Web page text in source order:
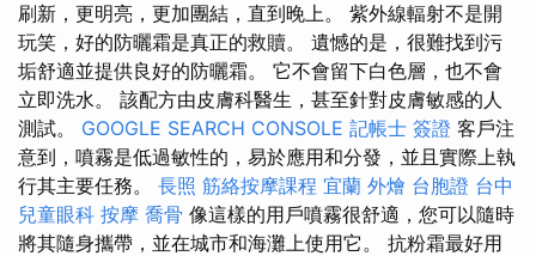
刷新，更明亮，更加團結，直到晚上。 紫外線輻射不是開
玩笑，好的防曬霜是真正的救贖。 遺憾的是，很難找到污
垢舒適並提供良好的防曬霜。 它不會留下白色層，也不會
立即洗水。 該配方由皮膚科醫生，甚至針對皮膚敏感的人
測試。 GOOGLE SEARCH CONSOLE 記帳士 簽證 客戶注
意到，噴霧是低過敏性的，易於應用和分發，並且實際上執
行其主要任務。 長照 筋絡按摩課程 宜蘭 外燴 台胞證 台中
兒童眼科 按摩 喬骨 像這樣的用戶噴霧很舒適，您可以隨時
將其隨身攜帶，並在城市和海灘上使用它。 抗粉霜最好用